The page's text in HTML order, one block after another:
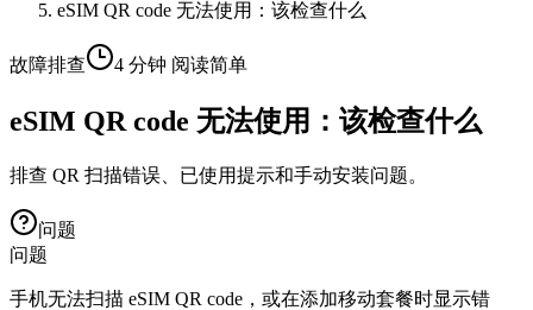
eSIM QR code 无法使用：该检查什么
故障排查 4 分钟 阅读简单
eSIM QR code 无法使用：该检查什么
排查 QR 扫描错误、已使用提示和手动安装问题。
问题
问题
手机无法扫描 eSIM QR code，或在添加移动套餐时显示错